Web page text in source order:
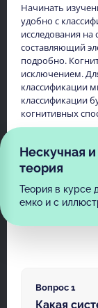
Начинать
удобно с
исследования
составляющий
подробно.
исключением.
классификации
классификации
когнитивных
Нескучная
теория
Теория в курсе
емко и с
Вопрос 1
Какая